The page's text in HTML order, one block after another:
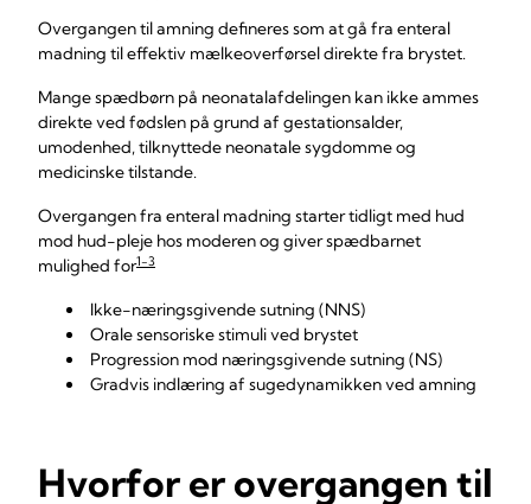
Overgangen til amning defineres som at gå fra enteral
madning til effektiv mælkeoverførsel direkte fra brystet.
Mange spædbørn på neonatalafdelingen kan ikke ammes
direkte ved fødslen på grund af gestationsalder,
umodenhed, tilknyttede neonatale sygdomme og
medicinske tilstande.
Overgangen fra enteral madning starter tidligt med hud
mod hud-pleje hos moderen og giver spædbarnet
mulighed for1-3
Ikke-næringsgivende sutning (NNS)
Orale sensoriske stimuli ved brystet
Progression mod næringsgivende sutning (NS)
Gradvis indlæring af sugedynamikken ved amning
Hvorfor er overgangen til